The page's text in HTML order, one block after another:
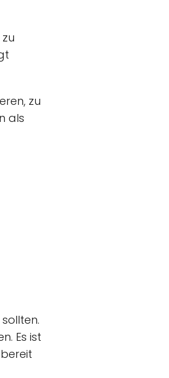
zu
als
Es ist